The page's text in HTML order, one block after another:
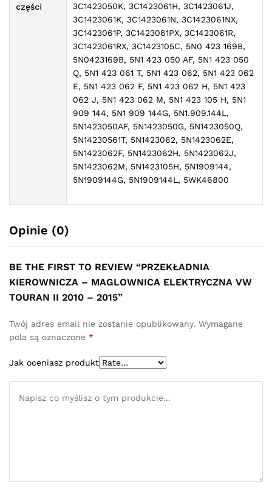
części
3C1423050K, 3C1423061H, 3C1423061J,
3C1423061K, 3C1423061N, 3C1423061NX,
3C1423061P, 3C1423061PX, 3C1423061R,
3C1423061RX, 3C1423105C, 5N0 423 169B,
5N0423169B, 5N1 423 050 AF, 5N1 423 050
Q, 5N1 423 061 T, 5N1 423 062, 5N1 423 062
E, 5N1 423 062 F, 5N1 423 062 H, 5N1 423
062 J, 5N1 423 062 M, 5N1 423 105 H, 5N1
909 144, 5N1 909 144G, 5N1.909.144L,
5N1423050AF, 5N1423050G, 5N1423050Q,
5N14230561T, 5N1423062, 5N1423062E,
5N1423062F, 5N1423062H, 5N1423062J,
5N1423062M, 5N1423105H, 5N1909144,
5N1909144G, 5N1909144L, 5WK46800
Opinie (0)
BE THE FIRST TO REVIEW “PRZEKŁADNIA
KIEROWNICZA – MAGLOWNICA ELEKTRYCZNA VW
TOURAN II 2010 – 2015”
Twój adres email nie zostanie opublikowany. Wymagane
pola są oznaczone *
Jak oceniasz produkt